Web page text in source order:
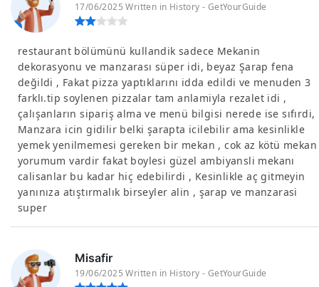
17/06/2025 Written in History - GetYourGuide
restaurant bölümünü kullandik sadece Mekanin
dekorasyonu ve manzarası süper idi, beyaz Şarap fena
değildi , Fakat pizza yaptıklarını idda edildi ve menuden 3
farklı.tip soylenen pizzalar tam anlamiyla rezalet idi ,
çalışanların sipariş alma ve menü bilgisi nerede ise sıfırdi,
Manzara icin gidilir belki şarapta icilebilir ama kesinlikle
yemek yenilmemesi gereken bir mekan , cok az kötü mekan
yorumum vardir fakat boylesi güzel ambiyansli mekanı
calisanlar bu kadar hiç edebilirdi , Kesinlikle aç gitmeyin
yanınıza atıştırmalık birseyler alin , şarap ve manzarasi
super
Misafir
19/06/2025 Written in History - GetYourGuide